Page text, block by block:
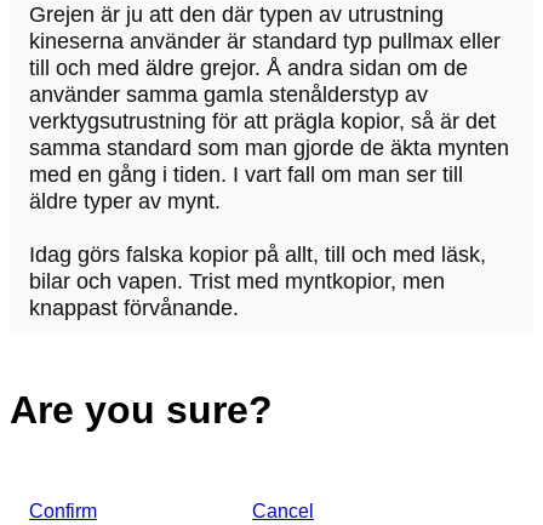
Grejen är ju att den där typen av utrustning
kineserna använder är standard typ pullmax eller
till och med äldre grejor. Å andra sidan om de
använder samma gamla stenålderstyp av
verktygsutrustning för att prägla kopior, så är det
samma standard som man gjorde de äkta mynten
med en gång i tiden. I vart fall om man ser till
äldre typer av mynt.
Idag görs falska kopior på allt, till och med läsk,
bilar och vapen. Trist med myntkopior, men
knappast förvånande.
Are you sure?
Confirm Cancel